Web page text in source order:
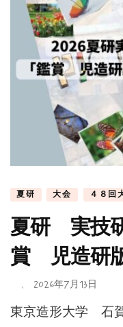
夏研 大会 ４８回
夏研 実技
賞 児造研
、 2026年7月13日
東京造形大学 石